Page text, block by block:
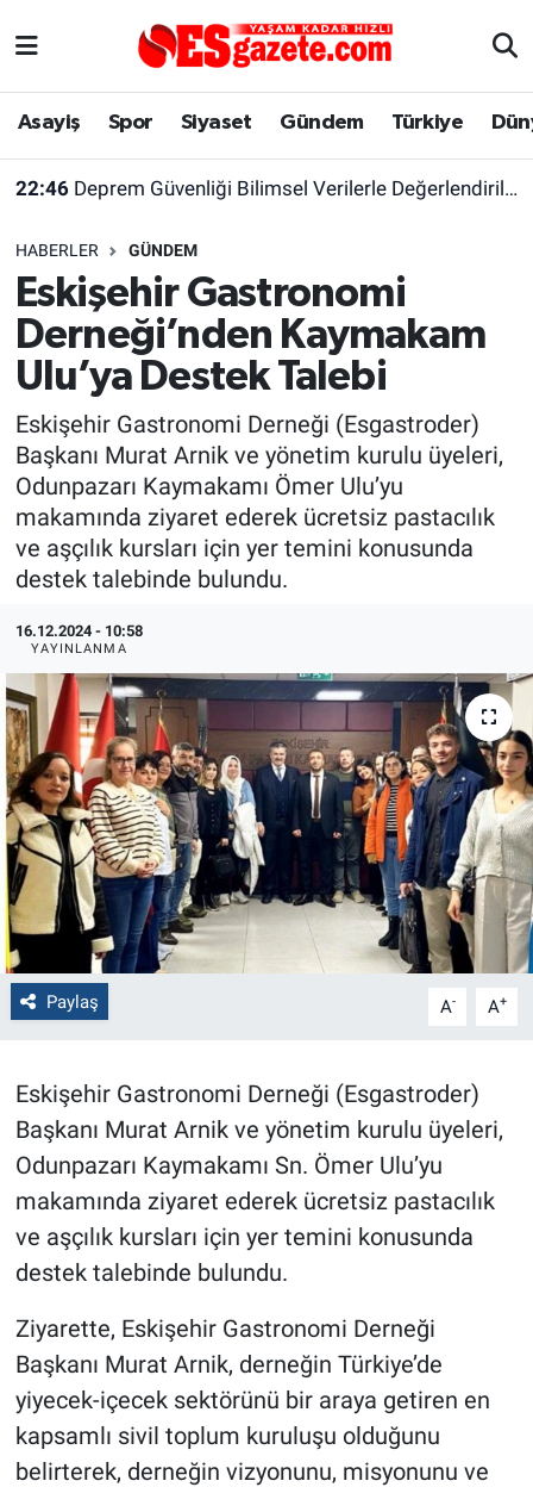
Asayiş Spor Siyaset Gündem Türkiye
22:46 Deprem Güvenliği Bilimsel Verilerle Değerlendirilmeli
HABERLER GÜNDEM
Eskişehir Gastronomi
Derneği’nden Kaymakam
Ulu’ya Destek Talebi
Eskişehir Gastronomi Derneği (Esgastroder)
Başkanı Murat Arnik ve yönetim kurulu üyeleri,
Odunpazarı Kaymakamı Ömer Ulu’yu
makamında ziyaret ederek ücretsiz pastacılık
ve aşçılık kursları için yer temini konusunda
destek talebinde bulundu.
16.12.2024 - 10:58
YAYINLANMA
Paylaş A- A+
Eskişehir Gastronomi Derneği (Esgastroder)
Başkanı Murat Arnik ve yönetim kurulu üyeleri,
Odunpazarı Kaymakamı Sn. Ömer Ulu’yu
makamında ziyaret ederek ücretsiz pastacılık
ve aşçılık kursları için yer temini konusunda
destek talebinde bulundu.
Ziyarette, Eskişehir Gastronomi Derneği
Başkanı Murat Arnik, derneğin Türkiye’de
yiyecek-içecek sektörünü bir araya getiren en
kapsamlı sivil toplum kuruluşu olduğunu
belirterek, derneğin vizyonunu, misyonunu ve
Asayiş
Gündem
Türkiye
Dünya
Sağlık
Alış-Veriş/İş dünyası
Yaşam
Eskişehirspor Arşivi
Eskişehir Arşivi
Röportaj
Ekonomi
Kültür Sanat
Politika
Bilecik
Kütahya
Gezi
Genel
Çevre
Yerel
Magazin
Eskişehir Nöbetçi Eczaneler
Süper Lig Puan Durumu ve Fikstür
Tüm Manşetler
Son Dakika Haberleri
Haber Arşivi